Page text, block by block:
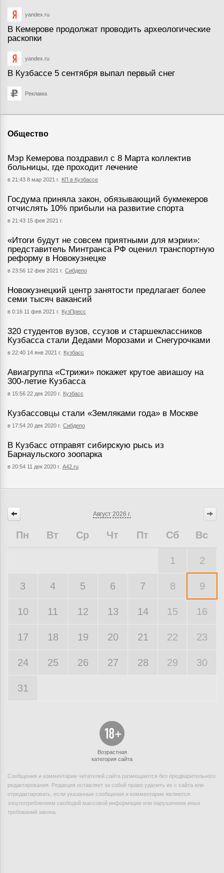
yandex.ru
В Кемерове продолжат проводить археологические
раскопки
yandex.ru
В Кузбассе 5 сентября выпал первый снег
Реклама
Общество
Мэр Кемерова поздравил с 8 Марта коллектив
больницы, где проходит лечение
в 21:43 8 мар 2021 г. КП в Кузбассе
Госдума приняла закон, обязывающий букмекеров
отчислять 10% прибыли на развитие спорта
в 21:43 15 фев 2021 г.
«Итоги будут не совсем приятными для мэрии»:
представитель Минтранса РФ оценил транспортную
реформу в Новокузнецке
в 23:56 12 фев 2021 г. Сибдепо
Новокузнецкий центр занятости предлагает более
семи тысяч вакансий
в 0:16 11 фев 2021 г. КузПресс
320 студентов вузов, ссузов и старшеклассников
Кузбасса стали Дедами Морозами и Снегурочками
в 22:40 14 янв 2021 г. Кузбасс
Авиагруппа «Стрижи» покажет крутое авиашоу на
300-летие Кузбасса
в 15:56 22 дек 2020 г. Кузбасс
Кузбассовцы стали «Земляками года» в Москве
в 17:54 20 дек 2020 г. Сибдепо
В Кузбасс отправят сибирскую рысь из
Барнаульского зоопарка
в 20:54 11 дек 2020 г. А42.ru
Август 2026 г.
Пн Вт Ср Чт Пт Сб Вс
1 2
3 4 5 6 7 8 9
10 11 12 13 14 15 16
17 18 19 20 21 22 23
24 25 26 27 28 29 30
31
Возрастная
категория сайта
Сообщения и комментарии читателей сайта размещаются без предварительного
редактирования. Редакция оставляет за собой право удалить их с сайта или
отредактировать, если указанные сообщения и комментарии являются
злоупотреблением свободой массовой информации или нарушением иных
требований закона.